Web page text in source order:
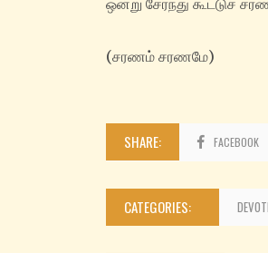
ஒன்று சேர்ந்து கூட்டுச்
(சரணம் சரணமே)
SHARE: FACEBOOK
CATEGORIES: